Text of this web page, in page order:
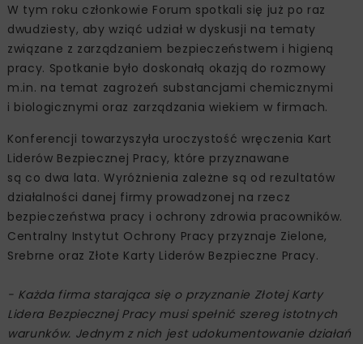
W tym roku członkowie Forum spotkali się już po raz
dwudziesty, aby wziąć udział w dyskusji na tematy
związane z zarządzaniem bezpieczeństwem i higieną
pracy. Spotkanie było doskonałą okazją do rozmowy
m.in. na temat zagrożeń substancjami chemicznymi
i biologicznymi oraz zarządzania wiekiem w firmach.
Konferencji towarzyszyła uroczystość wręczenia Kart
Liderów Bezpiecznej Pracy, które przyznawane
są co dwa lata. Wyróżnienia zależne są od rezultatów
działalności danej firmy prowadzonej na rzecz
bezpieczeństwa pracy i ochrony zdrowia pracowników.
Centralny Instytut Ochrony Pracy przyznaje Zielone,
Srebrne oraz Złote Karty Liderów Bezpieczne Pracy.
- Każda firma starająca się o przyznanie Złotej Karty
Lidera Bezpiecznej Pracy musi spełnić szereg istotnych
warunków. Jednym z nich jest udokumentowanie działań